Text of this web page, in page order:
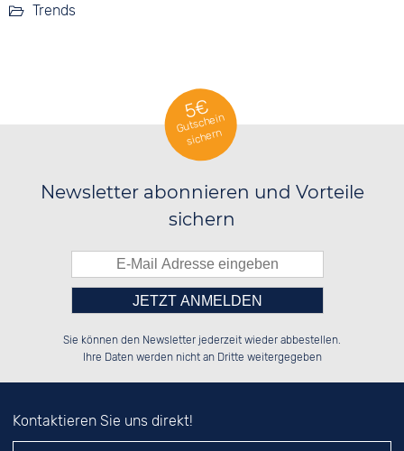
Trends
5€
Gutschein
sichern
Newsletter abonnieren und Vorteile
sichern
██░░░░░░██░░██░░░░████░░██░░░░░░
██████░░██████░░░░░░██░░██████░░
██░░██░░░░░░██░░░░░░██░░██░░██░░
Bitte tragen Sie die Zahl in
das nebenstehende Feld ein.
Sie können den Newsletter jederzeit wieder abbestellen.
Ihre Daten werden nicht an Dritte weitergegeben
Kontaktieren Sie uns direkt!